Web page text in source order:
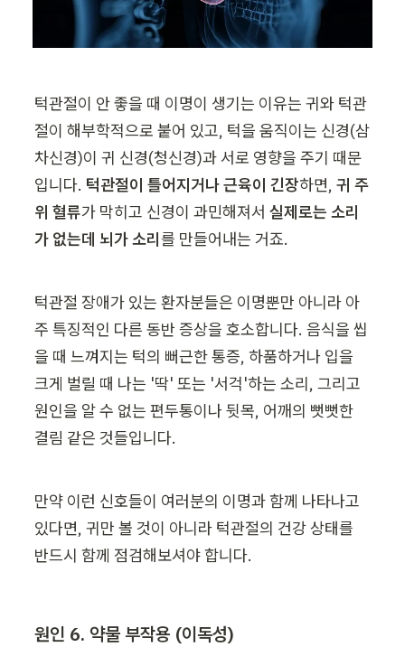
턱관절이 안 좋을 때 이명이 생기는 이유는 귀와 턱관
절이 해부학적으로 붙어 있고, 턱을 움직이는 신경(삼
차신경)이 귀 신경(청신경)과 서로 영향을 주기 때문
입니다. 턱관절이 틀어지거나 근육이 긴장하면, 귀 주
위 혈류가 막히고 신경이 과민해져서 실제로는 소리
가 없는데 뇌가 소리를 만들어내는 거죠.
턱관절 장애가 있는 환자분들은 이명뿐만 아니라 아
주 특징적인 다른 동반 증상을 호소합니다. 음식을 씹
을 때 느껴지는 턱의 뻐근한 통증, 하품하거나 입을
크게 벌릴 때 나는 '딱' 또는 '서걱'하는 소리, 그리고
원인을 알 수 없는 편두통이나 뒷목, 어깨의 뻣뻣한
결림 같은 것들입니다.
만약 이런 신호들이 여러분의 이명과 함께 나타나고
있다면, 귀만 볼 것이 아니라 턱관절의 건강 상태를
반드시 함께 점검해보셔야 합니다.
원인 6. 약물 부작용 (이독성)